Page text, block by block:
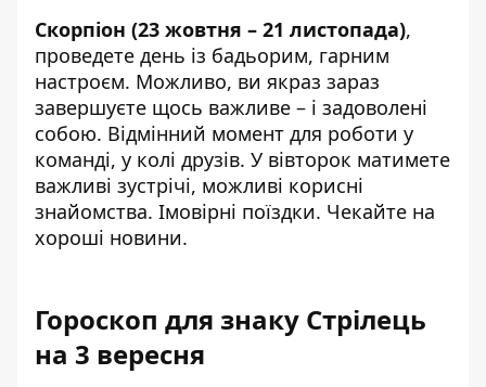
Скорпіон (23 жовтня – 21 листопада),
проведете день із бадьорим, гарним
настроєм. Можливо, ви якраз зараз
завершуєте щось важливе – і задоволені
собою. Відмінний момент для роботи у
команді, у колі друзів. У вівторок матимете
важливі зустрічі, можливі корисні
знайомства. Імовірні поїздки. Чекайте на
хороші новини.
Гороскоп для знаку Стрілець
на 3 вересня